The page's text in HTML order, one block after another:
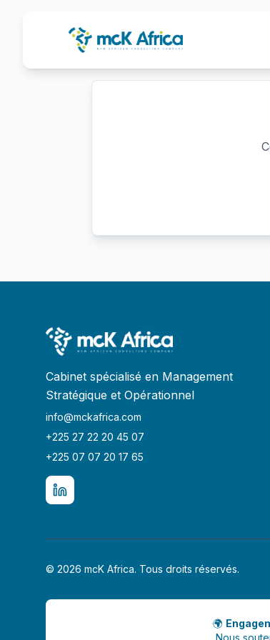
Cabinet spécialisé en Management
Stratégique et Opérationnel
info@mckafrica.com
+225 27 22 20 45 07
+225 07 07 20 17 65
© 2026 mcK Africa. Tous droits réservés.
🌍
Nous